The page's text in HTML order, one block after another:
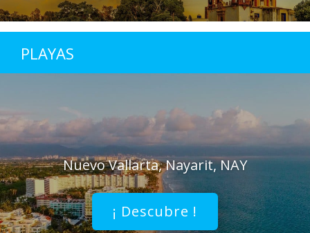
PLAYAS
Nuevo Vallarta, Nayarit, NAY
¡ Descubre !